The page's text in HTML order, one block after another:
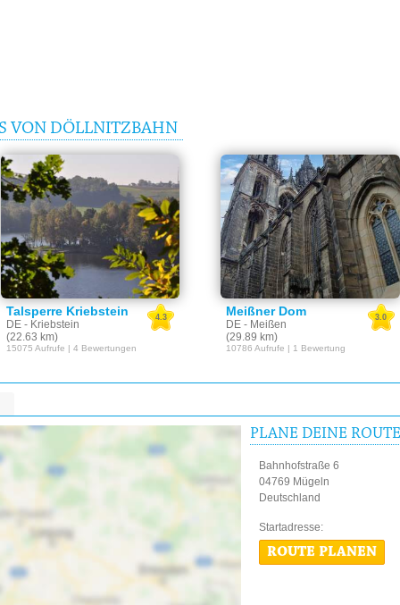
Bähr)
genannt wird, stellt ein charakteristisches
dar. Die Wurzeln der Schmalpurbahn
genauso zuverlässig wie vor über 125
Schmalspurbahn zu den wichtigsten
eine Attraktion für Eisenbahnbegeisterte,
VON DÖLLNITZBAHN
Talsperre Kriebstein
DE - Kriebstein
(22.63 km)
4.3
15075 Aufrufe | 4 Bewertungen
Meißner Dom
DE - Meißen
(29.89 km)
3.0
10786 Aufrufe | 1 Bewertung
PLANE DEINE ROUTE
Bahnhofstraße 6
04769 Mügeln
Deutschland
ROUTE PLANEN